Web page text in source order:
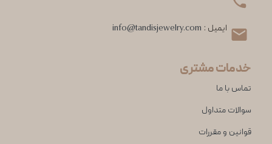
ایمیل : info@tandisjewelry.com
خدمات مشتری
تماس با ما
سوالات متداول
قوانین و مقررات